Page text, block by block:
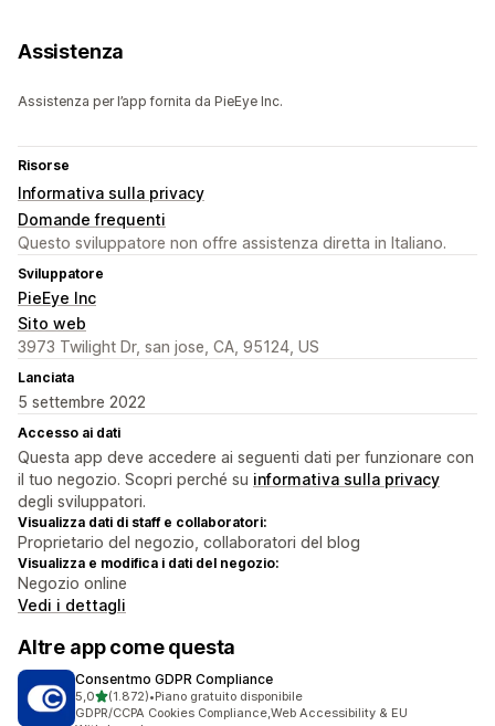
Assistenza
Assistenza per l’app fornita da PieEye Inc.
Risorse
Informativa sulla privacy
Domande frequenti
Questo sviluppatore non offre assistenza diretta in Italiano.
Sviluppatore
PieEye Inc
Sito web
3973 Twilight Dr, san jose, CA, 95124, US
Lanciata
5 settembre 2022
Accesso ai dati
Questa app deve accedere ai seguenti dati per funzionare con
il tuo negozio. Scopri perché su informativa sulla privacy
degli sviluppatori.
Visualizza dati di staff e collaboratori:
Proprietario del negozio, collaboratori del blog
Visualizza e modifica i dati del negozio:
Negozio online
Vedi i dettagli
Altre app come questa
Consentmo GDPR Compliance
5,0stelle su 5
(1.872)
1872 recensioni totali
•Piano gratuito disponibile
GDPR/CCPA Cookies Compliance,Web Accessibility & EU